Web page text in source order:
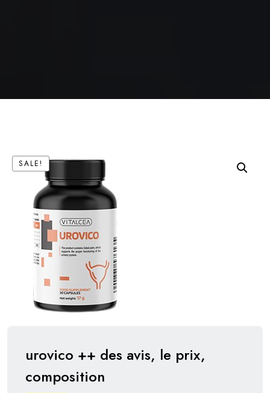
SALE!
urovico ++ des avis, le prix,
composition